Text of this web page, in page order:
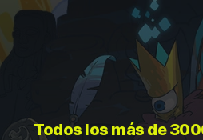
Todos los más de